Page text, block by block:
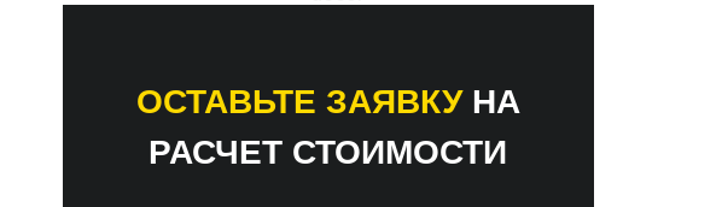
ОСТАВЬТЕ ЗАЯВКУНА
РАСЧЕТ СТОИМОСТИ